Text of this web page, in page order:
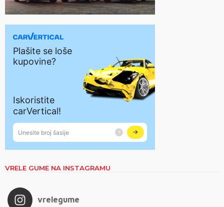
VRELE GUME NA INSTAGRAMU
vrelegume